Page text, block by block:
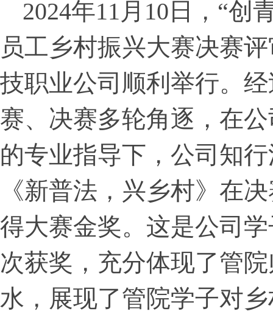
2024年11月10日，“创
员工乡村振兴大赛决赛
技职业公司顺利举行。
赛、决赛多轮角逐，在
的专业指导下，公司知
《新普法，兴乡村》在
得大赛金奖。这是公司
次获奖，充分体现了管
水，展现了管院学子对